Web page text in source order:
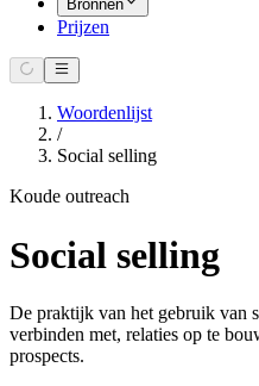
Bronnen
Prijzen
Woordenlijst
/
Social selling
Koude outreach
Social selling
De praktijk van het gebruik van
verbinden met, relaties op te
prospects.